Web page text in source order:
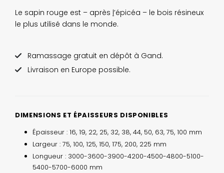
Le sapin rouge est – après l’épicéa – le bois résineux
le plus utilisé dans le monde.
Ramassage gratuit en dépôt à Gand.
Livraison en Europe possible.
DIMENSIONS ET ÉPAISSEURS DISPONIBLES
Épaisseur : 16, 19, 22, 25, 32, 38, 44, 50, 63, 75, 100 mm
Largeur : 75, 100, 125, 150, 175, 200, 225 mm
Longueur : 3000-3600-3900-4200-4500-4800-5100-
5400-5700-6000 mm